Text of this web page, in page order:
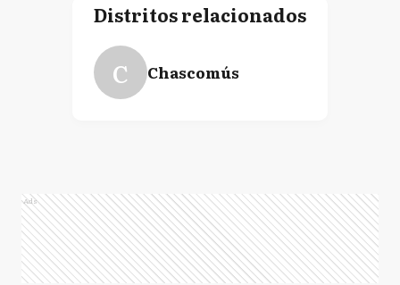
Distritos relacionados
C Chascomús
Ads